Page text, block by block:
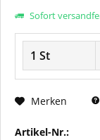
Sofort
Merken
Artikel-Nr.: